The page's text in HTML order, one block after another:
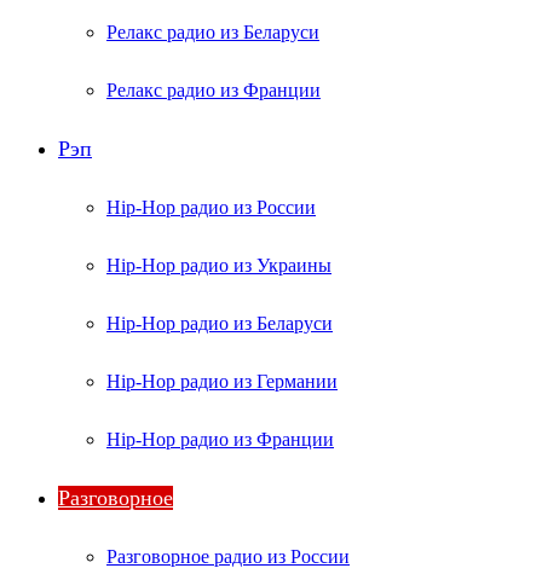
Релакс радио из Беларуси
Релакс радио из Франции
Рэп
Hip-Hop радио из России
Hip-Hop радио из Украины
Hip-Hop радио из Беларуси
Hip-Hop радио из Германии
Hip-Hop радио из Франции
Разговорное
Разговорное радио из России